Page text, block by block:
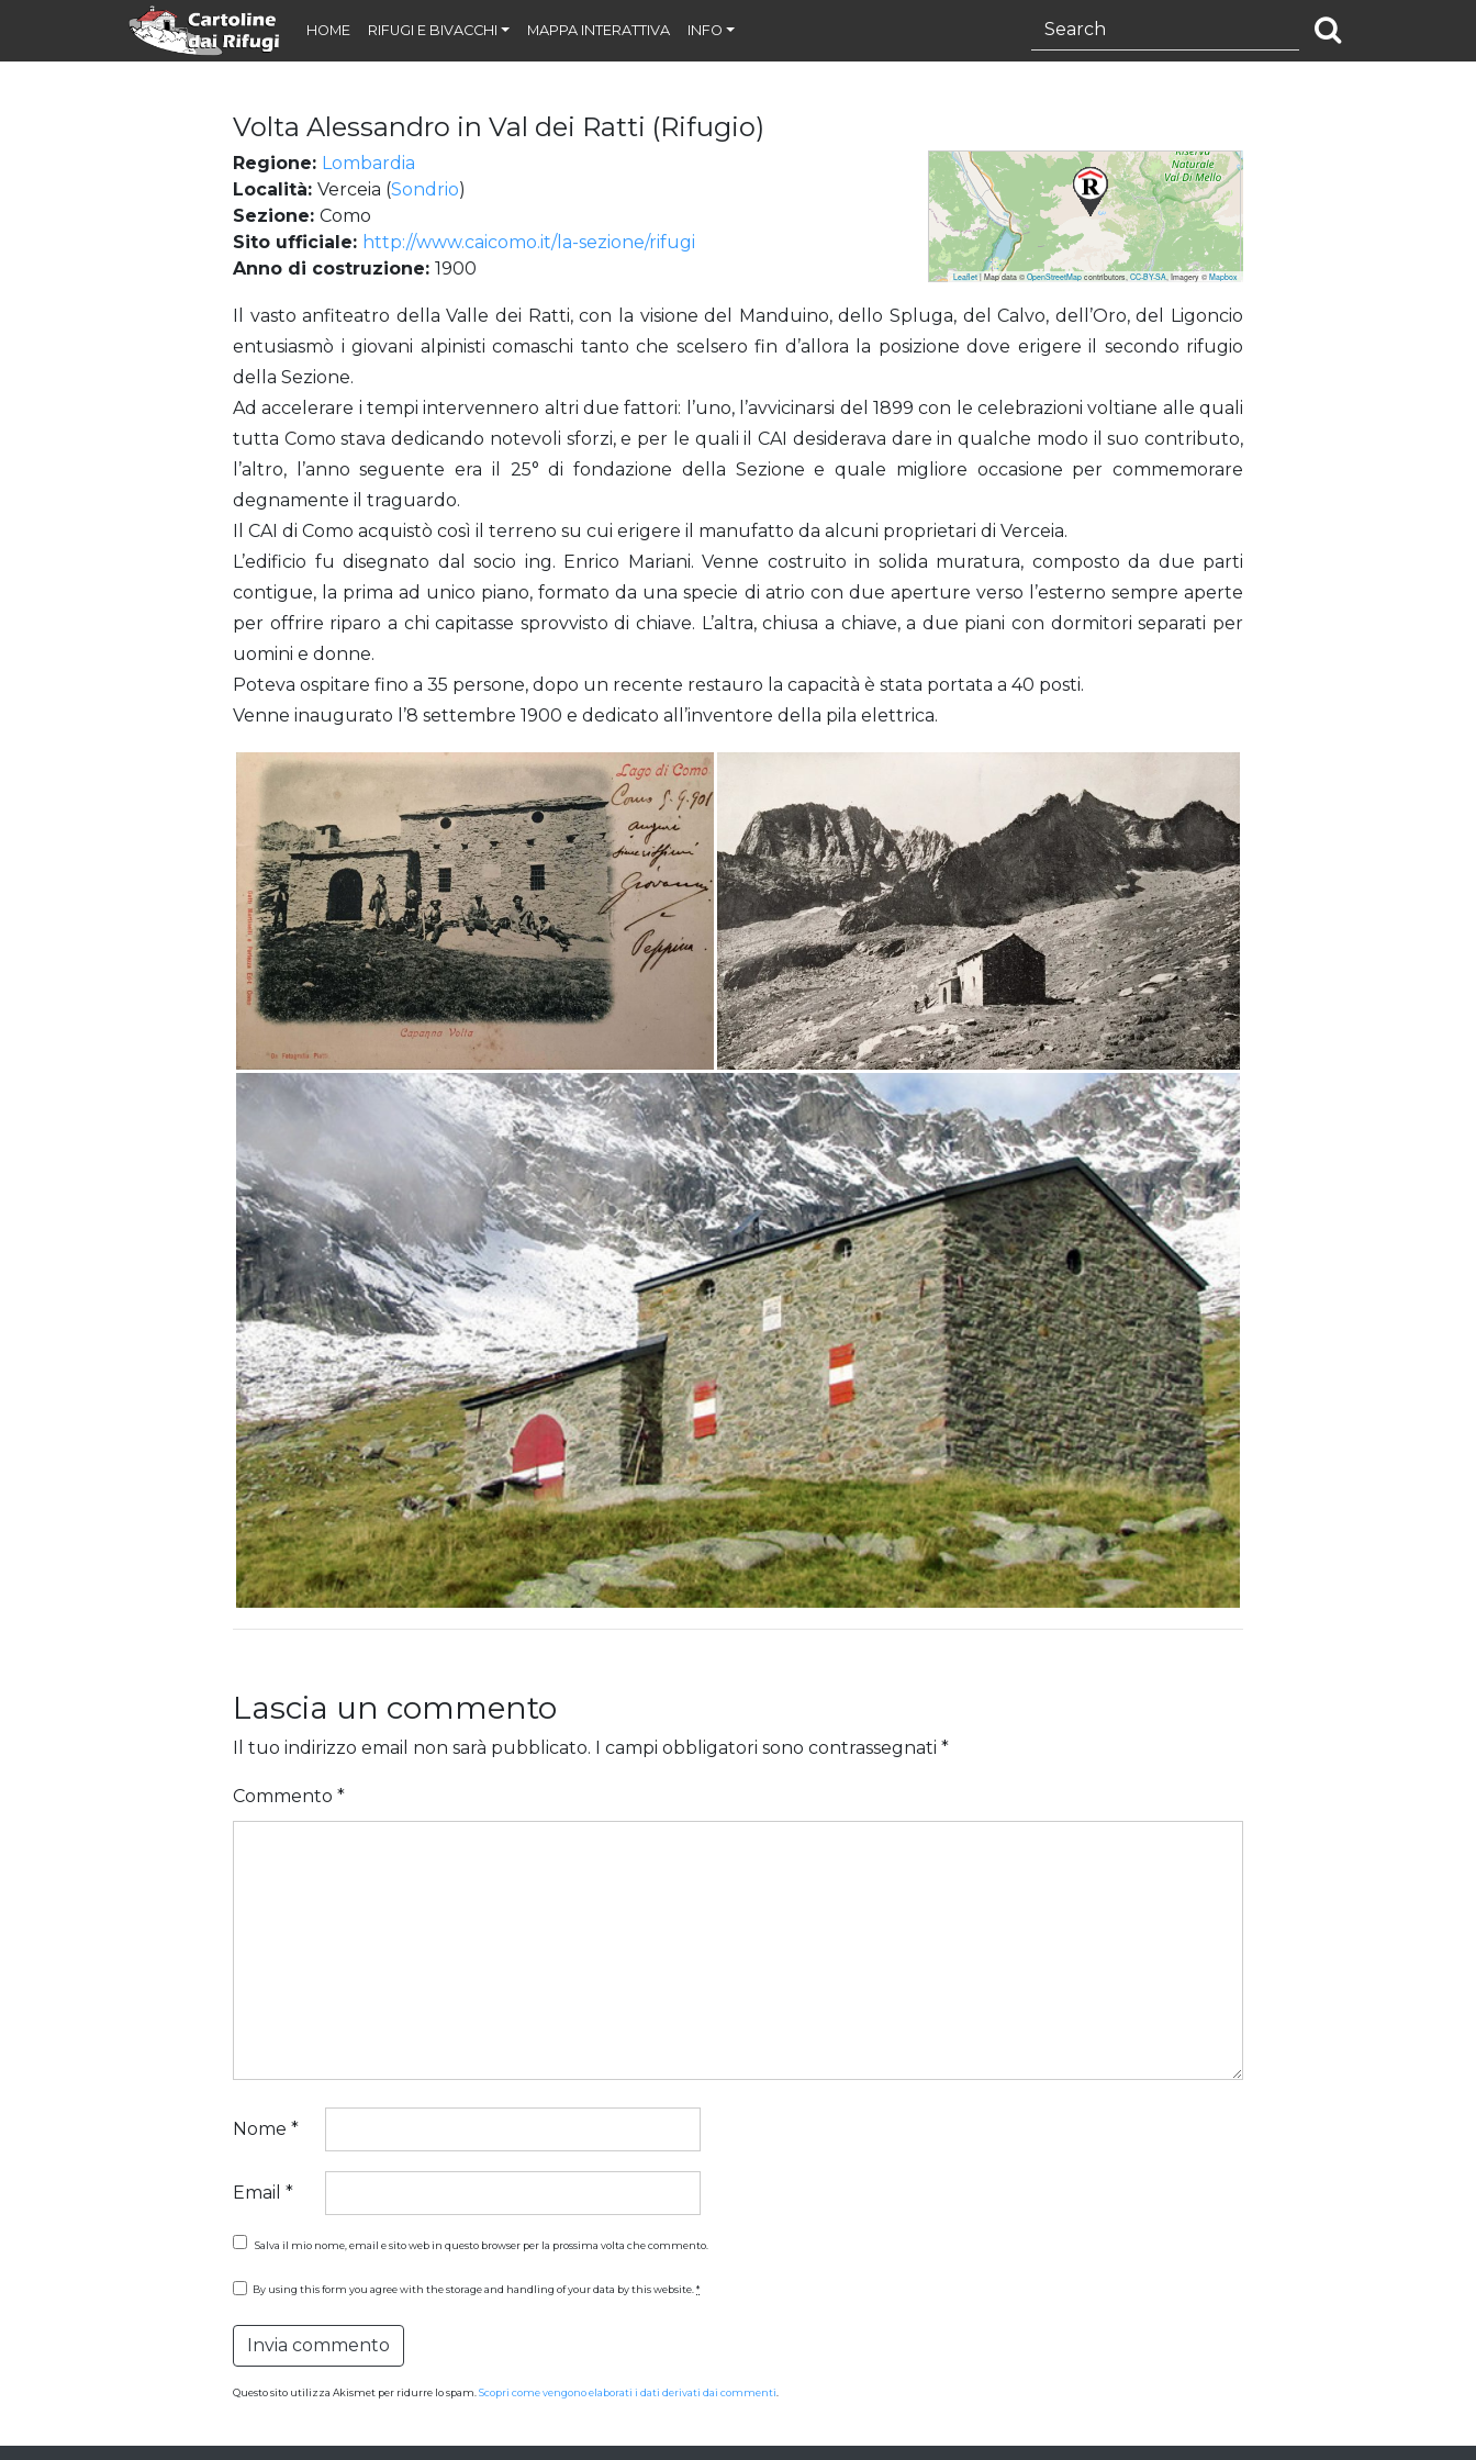
HOME RIFUGI E BIVACCHI MAPPA INTERATTIVA INFO
Volta Alessandro in Val dei Ratti (Rifugio)
Regione: Lombardia
Località: Verceia (Sondrio)
Sezione: Como
Sito ufficiale: http://www.caicomo.it/la-sezione/rifugi
Anno di costruzione: 1900 Leaflet| Map data © OpenStreetMapcontributors, CC-BY-SA, Imagery © Mapbox
Il vasto anfiteatro della Valle dei Ratti, con la visione del Manduino, dello Spluga, del Calvo, dell’Oro, del Ligoncio
entusiasmò i giovani alpinisti comaschi tanto che scelsero fin d’allora la posizione dove erigere il secondo rifugio
della Sezione.
Ad accelerare i tempi intervennero altri due fattori: l’uno, l’avvicinarsi del 1899 con le celebrazioni voltiane alle quali
tutta Como stava dedicando notevoli sforzi, e per le quali il CAI desiderava dare in qualche modo il suo contributo,
l’altro, l’anno seguente era il 25° di fondazione della Sezione e quale migliore occasione per commemorare
degnamente il traguardo.
Il CAI di Como acquistò così il terreno su cui erigere il manufatto da alcuni proprietari di Verceia.
L’edificio fu disegnato dal socio ing. Enrico Mariani. Venne costruito in solida muratura, composto da due parti
contigue, la prima ad unico piano, formato da una specie di atrio con due aperture verso l’esterno sempre aperte
per offrire riparo a chi capitasse sprovvisto di chiave. L’altra, chiusa a chiave, a due piani con dormitori separati per
uomini e donne.
Poteva ospitare fino a 35 persone, dopo un recente restauro la capacità è stata portata a 40 posti.
Venne inaugurato l’8 settembre 1900 e dedicato all’inventore della pila elettrica.
Lascia un commento
Il tuo indirizzo email non sarà pubblicato. I campi obbligatori sono contrassegnati *
Commento *
Nome *
Email *
Salva il mio nome, email e sito web in questo browser per la prossima volta che commento.
By using this form you agree with the storage and handling of your data by this website. *
Questo sito utilizza Akismet per ridurre lo spam. Scopri come vengono elaborati i dati derivati dai commenti